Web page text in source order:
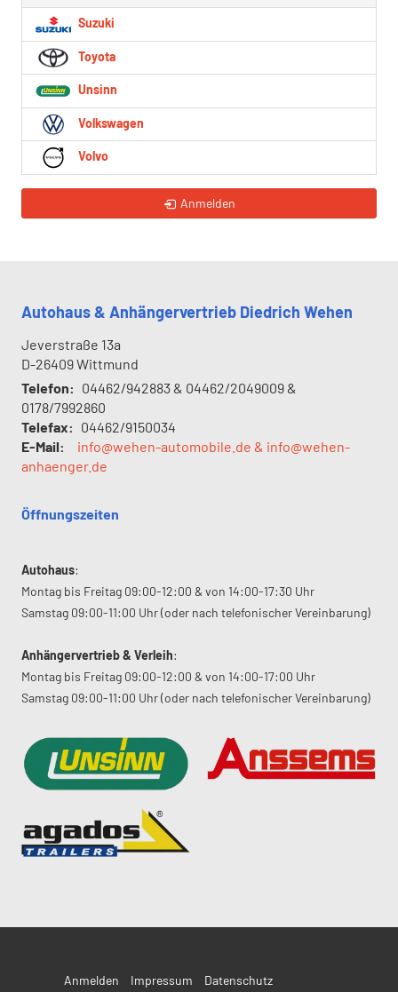
Suzuki
Toyota
Unsinn
Volkswagen
Volvo
Anmelden
Autohaus & Anhängervertrieb Diedrich Wehen
Jeverstraße 13a
D-26409Wittmund
Telefon: 04462/942883 & 04462/2049009 &
0178/7992860
Telefax: 04462/9150034
E-Mail:
info@wehen-automobile.de & info@wehen-
anhaenger.de
Öffnungszeiten
Autohaus:
Montag bis Freitag 09:00-12:00 & von 14:00-17:30 Uhr
Samstag 09:00-11:00 Uhr (oder nach telefonischer Vereinbarung)
Anhängervertrieb & Verleih:
Montag bis Freitag 09:00-12:00 & von 14:00-17:00 Uhr
Samstag 09:00-11:00 Uhr (oder nach telefonischer Vereinbarung)
Anmelden Impressum Datenschutz